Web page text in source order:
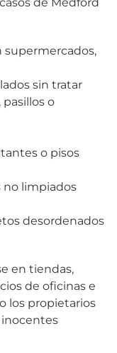
supermercados,
sin tratar
pasillos o
o pisos
no limpiados
desordenados
en tiendas,
de oficinas e
los propietarios
inocentes